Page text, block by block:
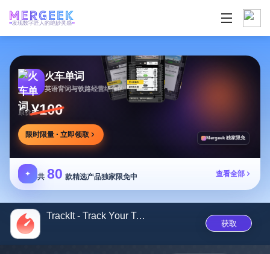
发现数字匠人的绝妙灵感
火车单词
英语背词与铁路经营结合的学习游戏，边玩边学
原价¥100
限时限量 · 立即领取 Mergeek 独家限免
✦ 共 80 款精选产品独家限免中 查看全部
TrackIt - Track Your Task
获取